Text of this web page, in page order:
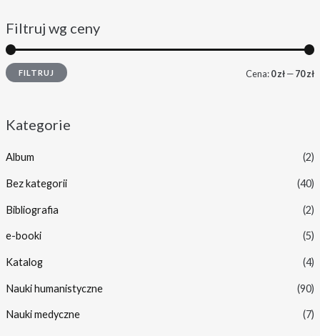
Filtruj wg ceny
FILTRUJ Cena:0 zł—70 zł
Kategorie
Album (2)
Bez kategorii (40)
Bibliografia (2)
e-booki (5)
Katalog (4)
Nauki humanistyczne (90)
Nauki medyczne (7)